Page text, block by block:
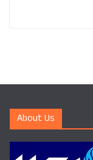
About Us